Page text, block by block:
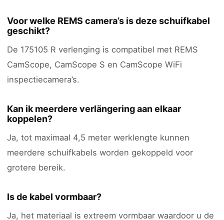
Voor welke REMS camera’s is deze schuifkabel
geschikt?
De 175105 R verlenging is compatibel met REMS
CamScope, CamScope S en CamScope WiFi
inspectiecamera’s.
Kan ik meerdere verlängering aan elkaar
koppelen?
Ja, tot maximaal 4,5 meter werklengte kunnen
meerdere schuifkabels worden gekoppeld voor
grotere bereik.
Is de kabel vormbaar?
Ja, het materiaal is extreem vormbaar waardoor u de